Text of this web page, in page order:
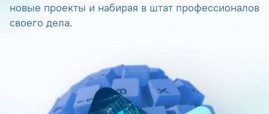
новые проекты и набирая в штат профессионалов
своего дела.